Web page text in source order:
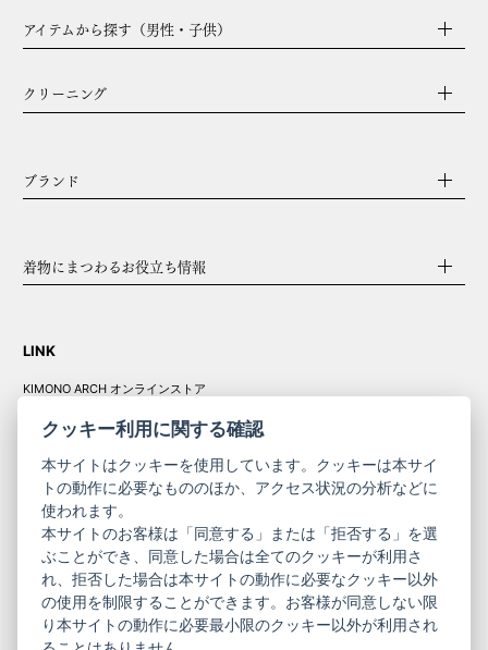
アイテムから探す（男性・子供）
クリーニング
ブランド
着物にまつわるお役立ち情報
LINK
KIMONO ARCH オンラインストア
コーポレート
サイト
きものやまと振
袖
サイト
ニュースレター
ご利用案内
お問い合わせ
クッキー利用に関する確認
本サイトはクッキーを使用しています。クッキーは本サイ
トの動作に必要なもののほか、アクセス状況の分析などに
使われます。
本サイトのお客様は「同意する」または「拒否する」を選
ぶことができ、同意した場合は全てのクッキーが利用さ
れ、拒否した場合は本サイトの動作に必要なクッキー以外
の使用を制限することができます。お客様が同意しない限
り本サイトの動作に必要最小限のクッキー以外が利用され